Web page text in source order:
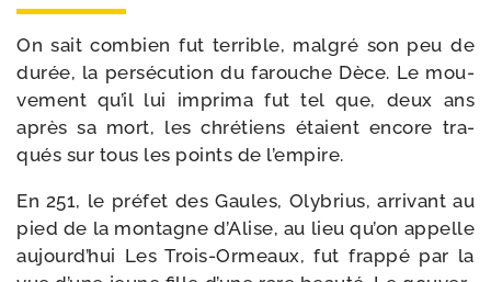
On sait com­bien fut ter­rible, mal­gré son peu de
durée, la persé­cution du farouche Dèce. Le mou­
ve­ment qu’il lui impri­ma fut tel que, deux ans
après sa mort, les chré­tiens étaient encore tra­
qués sur tous les points de l’empire.
En 251, le pré­fet des Gaules, Olybrius, arri­vant au
pied de la mon­tagne d’Alise, au lieu qu’on appelle
aujourd’hui Les Trois-​Ormeaux, fut frap­pé par la